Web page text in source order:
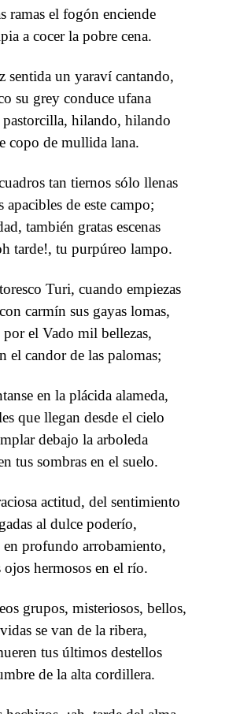
ramas el fogón enciende
a cocer la pobre cena.
sentida un yaraví cantando,
su grey conduce ufana
hilando, hilando
copo de mullida lana.
tan tiernos sólo llenas
apacibles de este campo;
también gratas escenas
tarde!, tu purpúreo lampo.
Turi, cuando empiezas
carmín sus gayas lomas,
por el Vado mil bellezas,
el candor de las palomas;
en la plácida alameda,
que llegan desde el cielo
debajo la arboleda
tus sombras en el suelo.
actitud, del sentimiento
al dulce poderío,
en profundo arrobamiento,
ojos hermosos en el río.
grupos, misteriosos, bellos,
se van de la ribera,
tus últimos destellos
de la alta cordillera.